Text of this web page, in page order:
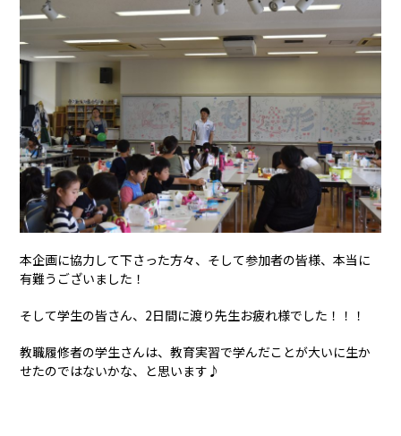
本企画に協力して下さった方々、そして参加者の皆様、本当に
有難うございました！
そして学生の皆さん、2日間に渡り先生お疲れ様でした！！！
教職履修者の学生さんは、教育実習で学んだことが大いに生か
せたのではないかな、と思います♪